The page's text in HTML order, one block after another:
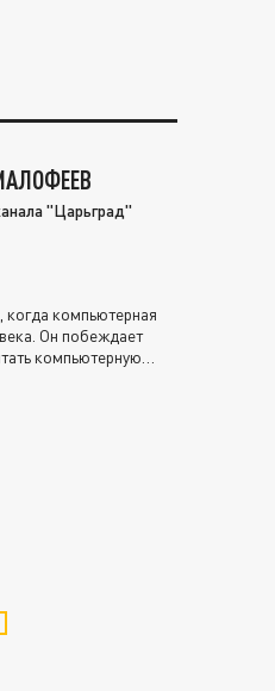
"Царьград"
компьютерная
Он побеждает
компьютерную